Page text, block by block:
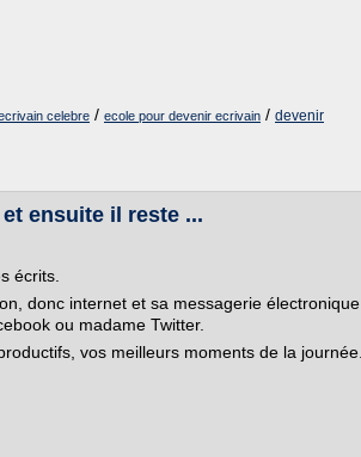
celebre / ecole pour devenir ecrivain / devenir
ensuite il reste ...
écrits.
donc internet et sa messagerie électronique
ou madame Twitter.
vos meilleurs moments de la journée.